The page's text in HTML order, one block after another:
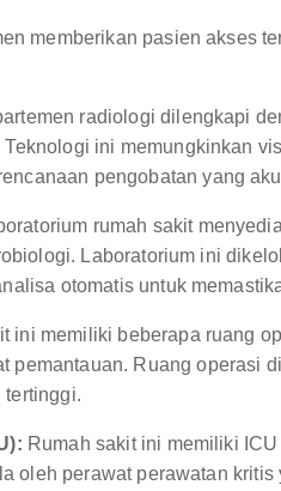
memberikan pasien akses
radiologi dilengkapi
Teknologi ini memungkinkan
pengobatan yang
rumah sakit
Laboratorium ini
otomatis untuk
ini memiliki beberapa ruang
pemantauan. Ruang operasi
tertinggi.
Rumah sakit ini memiliki
oleh perawat perawatan